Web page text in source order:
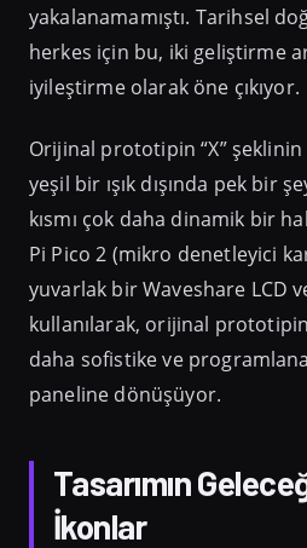
yakalanamamıştı. Tarihsel
herkes için bu, iki geliştirme
iyileştirme olarak öne çıkıyor.
Orijinal prototipin “X”
yeşil bir ışık dışında pek bir
kısmı çok daha dinamik bir
Pi Pico 2 (mikro denetleyici
yuvarlak bir Waveshare LCD
kullanılarak, orijinal prototipin
daha sofistike ve
paneline dönüşüyor.
Tasarımın
İkonlar